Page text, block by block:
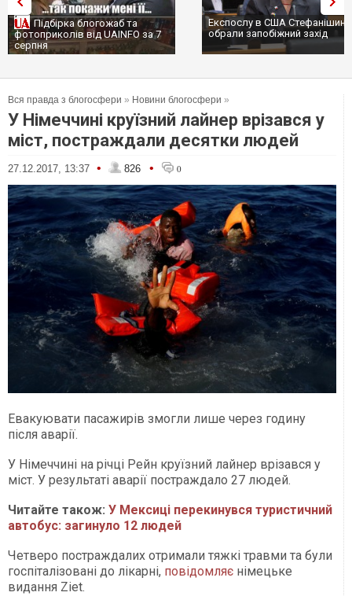
Підбірка блогожаб та
фотоприколів від UAINFO за 7
серпня
Експослу в США
обрали запобіжний захід
Вся правда з блогосфери » Новини блогосфери »
У Німеччині круїзний лайнер врізався у
міст, постраждали десятки людей
27.12.2017, 13:37 • 826 • 0
Евакуювати пасажирів змогли лише через годину
після аварії.
У Німеччині на річці Рейн круїзний лайнер врізався у
міст. У результаті аварії постраждало 27 людей.
Читайте також: У Мексиці перекинувся туристичний
автобус: загинуло 12 людей
Четверо постраждалих отримали тяжкі травми та були
госпіталізовані до лікарні, повідомляє німецьке
видання Ziet.